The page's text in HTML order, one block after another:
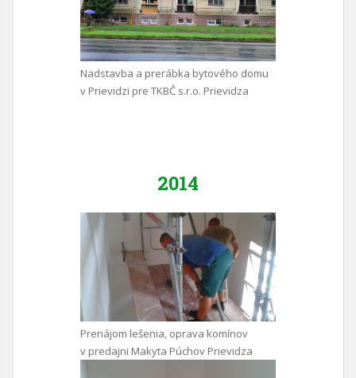
Nadstavba a prerábka bytového domu
v Prievidzi pre TKBČ s.r.o. Prievidza
2014
Prenájom lešenia, oprava komínov
v predajni Makyta Púchov Prievidza